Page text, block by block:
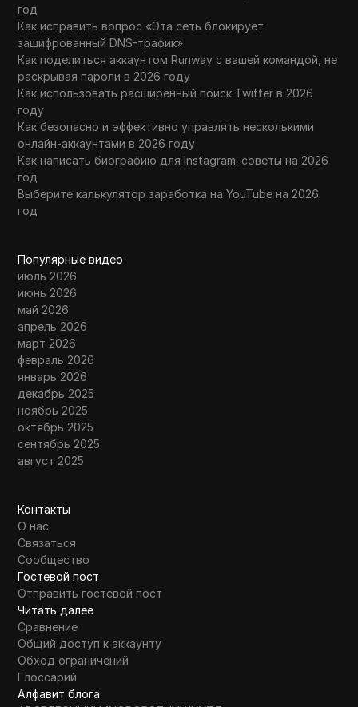
год
Как исправить вопрос «Эта сеть блокирует
зашифрованный DNS-трафик»
Как поделиться аккаунтом Runway с вашей командой, не
раскрывая пароли в 2026 году
Как использовать расширенный поиск Twitter в 2026
году
Как безопасно и эффективно управлять несколькими
онлайн-аккаунтами в 2026 году
Как написать биографию для Instagram: советы на 2026
год
Выберите калькулятор заработка на YouTube на 2026
год
Популярные видео
июль 2026
июнь 2026
май 2026
апрель 2026
март 2026
февраль 2026
январь 2026
декабрь 2025
ноябрь 2025
октябрь 2025
сентябрь 2025
август 2025
Контакты
О нас
Связаться
Сообщество
Гостевой пост
Отправить гостевой пост
Читать далее
Сравнение
Общий доступ к аккаунту
Обход ограничений
Глоссарий
Алфавит блога